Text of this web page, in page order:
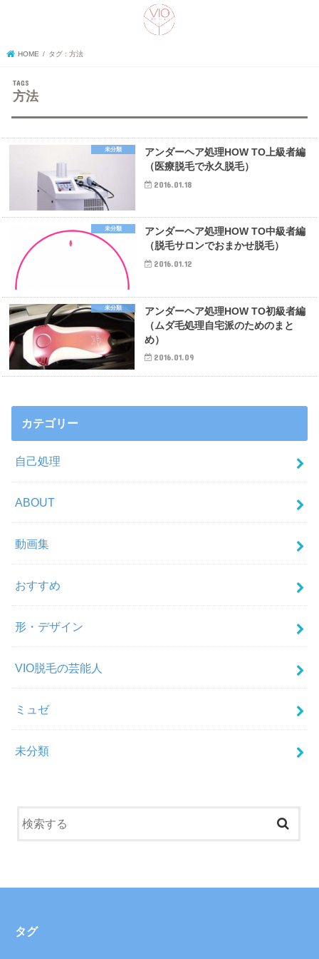
HOME タグ : 方法
方法
未分類
アンダーヘア処理HOW TO上級者編
（医療脱毛で永久脱毛）
2016.01.18
未分類
アンダーヘア処理HOW TO中級者編
（脱毛サロンでおまかせ脱毛）
2016.01.12
未分類
アンダーヘア処理HOW TO初級者編
（ムダ毛処理自宅派のためのまと
め）
2016.01.09
カテゴリー
自己処理
ABOUT
動画集
おすすめ
形・デザイン
VIO脱毛の芸能人
ミュゼ
未分類
タグ